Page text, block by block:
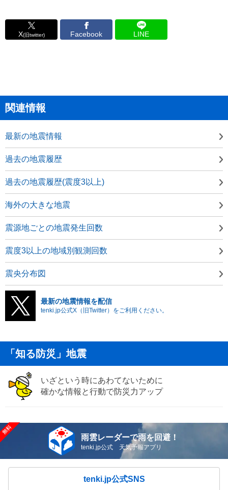
X(旧twitter) Facebook LINE
関連情報
最新の地震情報
過去の地震履歴
過去の地震履歴(震度3以上)
海外の大きな地震
震源地ごとの地震発生回数
震度3以上の地域別観測回数
震央分布図
最新の地震情報を配信
tenki.jp公式X（旧Twitter）をご利用ください。
「知る防災」地震
いざという時にあわてないために
確かな情報と行動で防災力アップ
雨雲レーダーで雨を回避！
tenki.jp公式 天気予報アプリ
tenki.jp公式SNS